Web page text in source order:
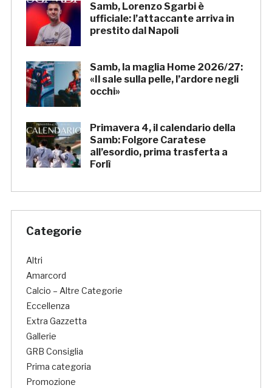
Samb, Lorenzo Sgarbi è
ufficiale: l’attaccante arriva in
prestito dal Napoli
Samb, la maglia Home 2026/27:
«Il sale sulla pelle, l’ardore negli
occhi»
Primavera 4, il calendario della
Samb: Folgore Caratese
all’esordio, prima trasferta a
Forlì
Categorie
Altri
Amarcord
Calcio – Altre Categorie
Eccellenza
Extra Gazzetta
Gallerie
GRB Consiglia
Prima categoria
Promozione